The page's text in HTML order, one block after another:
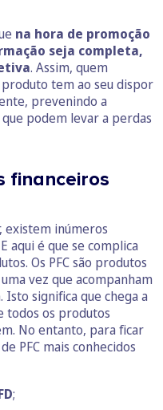
na hora de promoção
seja completa,
. Assim, quem
tem ao seu dispor
prevenindo a
podem levar a perdas
financeiros
existem inúmeros
aqui é que se complica
Os PFC são produtos
vez que acompanham
significa que chega a
todos os produtos
No entanto, para ficar
PFC mais conhecidos
;